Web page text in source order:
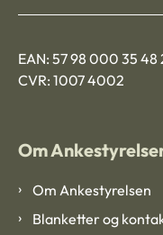
EAN: 57 98 000 35 48
CVR: 1007 4002
Om
Om Ankestyrelsen
Blanketter og